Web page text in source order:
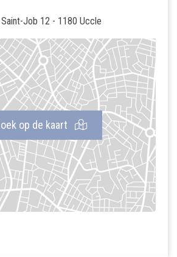
Job 12 - 1180 Uccle
op de kaart